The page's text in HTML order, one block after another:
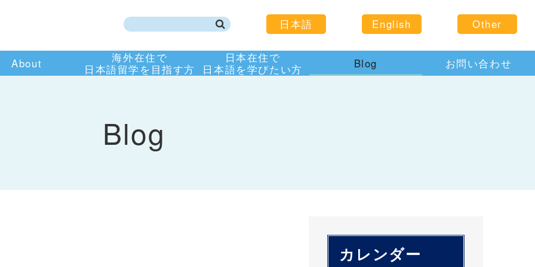
日本語 English Other
About
海外在住で
日本語留学を目指す方
日本在住で
日本語を学びたい方
Blog お問い合わせ
Blog
カレンダー